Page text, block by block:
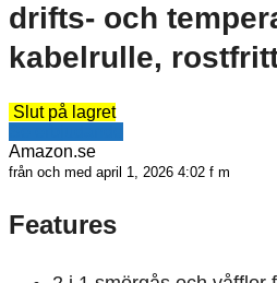
drifts- och
kabelrulle,
Slut på lagret
Amazon.se
från och med april 1, 2026 4:02 f m
Features